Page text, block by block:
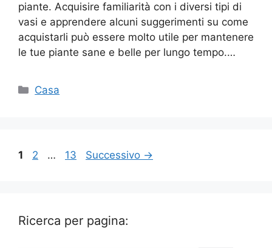
piante. Acquisire familiarità con i diversi tipi di
vasi e apprendere alcuni suggerimenti su come
acquistarli può essere molto utile per mantenere
le tue piante sane e belle per lungo tempo.…
Categorie
Casa
Pagina
1 Pagina
2 … Pagina
13 Successivo →
Ricerca per pagina: